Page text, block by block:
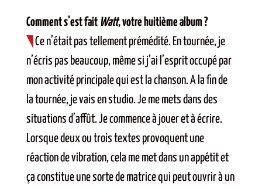
Comment s’est fait Watt, votre huitième album ?
Ce n’était pas tellement prémédité. En tournée, je
n’écris pas beaucoup, même si j’ai l’esprit occupé par
mon activité principale qui est la chanson. A la fin de
la tournée, je vais en studio. Je me mets dans des
situations d’affût. Je commence à jouer et à écrire.
Lorsque deux ou trois textes provoquent une
réaction de vibration, cela me met dans un appétit et
ça constitue une sorte de matrice qui peut ouvrir à un